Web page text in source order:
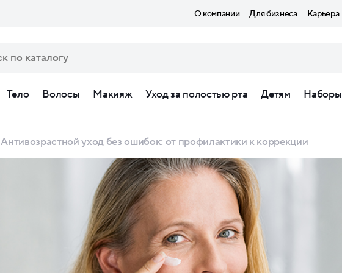
О компании Для бизнеса Карьера
Тело Волосы Макияж Уход за полостью рта Детям Наборы
Антивозрастной уход без ошибок: от профилактики к коррекции